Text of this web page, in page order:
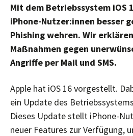
Mit dem Betriebssystem iOS
iPhone-Nutzer:innen besser
Phishing wehren. Wir
Maßnahmen gegen
Angriffe per Mail und SMS.
Apple hat iOS 16 vorgestellt.
ein Update des
Dieses Update stellt iPhone-
neuer Features zur Verfügung,